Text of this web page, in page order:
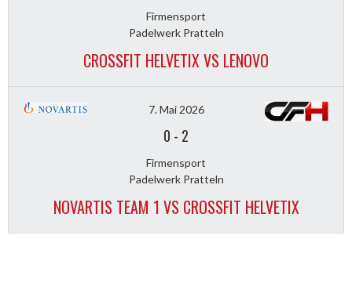
Firmensport
Padelwerk Pratteln
CROSSFIT HELVETIX VS LENOVO
7. Mai 2026
0 - 2
Firmensport
Padelwerk Pratteln
NOVARTIS TEAM 1 VS CROSSFIT HELVETIX